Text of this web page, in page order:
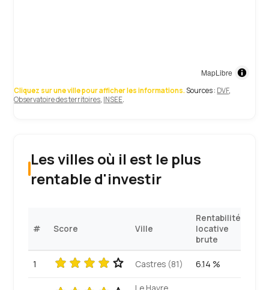
MapLibre
Cliquez sur une ville pour afficher les informations. Sources : DVF,
Observatoire des territoires, INSEE.
Les villes où il est le plus
rentable d'investir
# Score Ville
Rentabilité
locative
brute
1 Castres (81) 6.14 %